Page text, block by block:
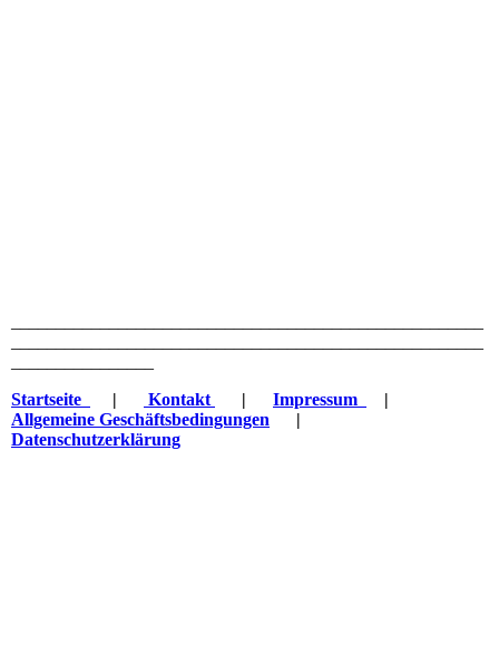
Startseite
| Kontakt | Impressum
|
Allgemeine Geschäftsbedingungen |
Datenschutzerklärung